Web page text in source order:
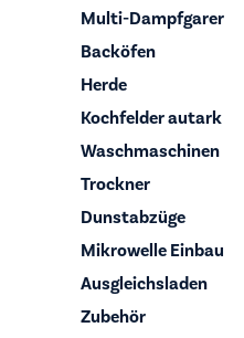
Multi-Dampfgarer
Backöfen
Herde
Kochfelder autark
Waschmaschinen
Trockner
Dunstabzüge
Mikrowelle Einbau
Ausgleichsladen
Zubehör